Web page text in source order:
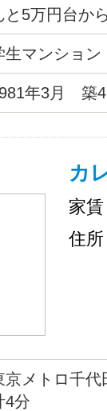
と5万円台か
に嬉しいの
もついている
生マンション
年3月 築
カ
家
住
京メトロ千
4分